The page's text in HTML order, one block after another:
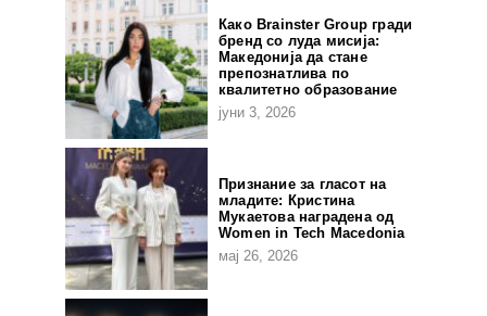
Како Brainster Group гради
бренд со луда мисија:
Македонија да стане
препознатлива по
квалитетно образование
јуни 3, 2026
Признание за гласот на
младите: Кристина
Мукаетова наградена од
Women in Tech Macedonia
мај 26, 2026